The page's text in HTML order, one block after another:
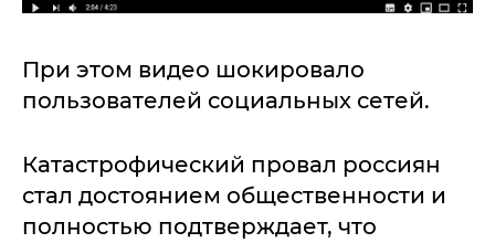
При этом видео шокировало
пользователей социальных сетей.
Катастрофический провал россиян
стал достоянием общественности и
полностью подтверждает, что